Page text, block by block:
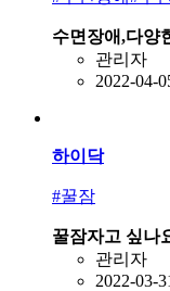
수면장애,다양
관리자
2022-04-
하이닥
#꿀잠
꿀잠자고 싶나
관리자
2022-03-